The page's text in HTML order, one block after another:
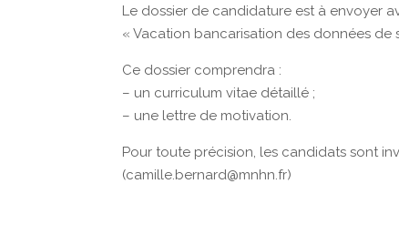
Le dossier de candidature est à envoyer
« Vacation bancarisation des données de
Ce dossier comprendra :
– un curriculum vitae détaillé ;
– une lettre de motivation.
Pour toute précision, les candidats sont
(camille.bernard@mnhn.fr)